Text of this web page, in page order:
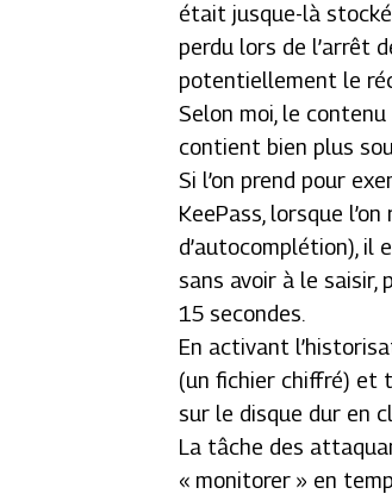
était jusque-là
perdu lors de l’arrêt
potentiellement le
Selon moi, le
contient bien plus
Si l’on prend pour
KeePass, lorsque
d’autocomplétion), il
sans avoir à le saisir,
15 secondes.
En activant
(un fichier chiffré) et
sur le disque dur en
La tâche des
« monitorer » en